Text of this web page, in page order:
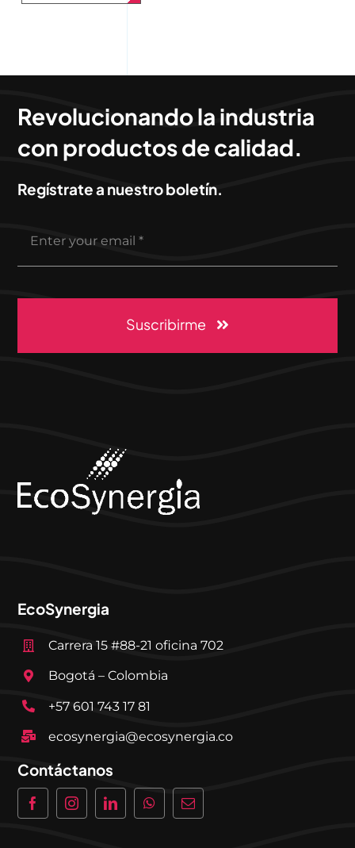
Revolucionando la industria
con productos de calidad.
Regístrate a nuestro boletín.
Suscribirme
EcoSynergia
Carrera 15 #88-21 oficina 702
Bogotá – Colombia
+57 601 743 17 81
ecosynergia@ecosynergia.co
Contáctanos